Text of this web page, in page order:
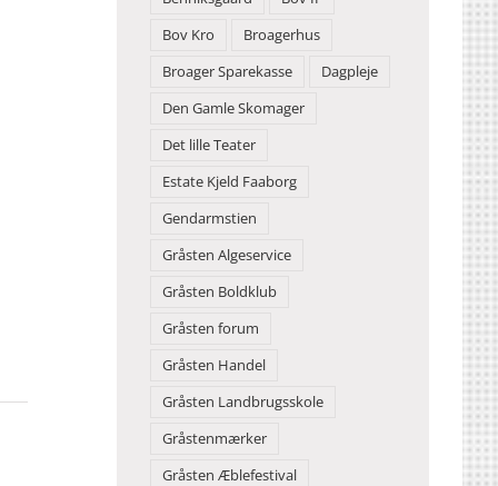
Bov Kro
Broagerhus
Broager Sparekasse
Dagpleje
Den Gamle Skomager
Det lille Teater
Estate Kjeld Faaborg
Gendarmstien
Gråsten Algeservice
Gråsten Boldklub
Gråsten forum
Gråsten Handel
Gråsten Landbrugsskole
Gråstenmærker
Gråsten Æblefestival